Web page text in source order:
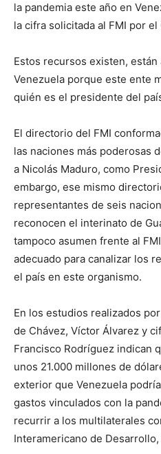
la pandemia este año en
la cifra solicitada al FMI por
Estos recursos existen,
Venezuela porque este ente
quién es el presidente del
El directorio del FMI
las naciones más poderosas
a Nicolás Maduro, como
embargo, ese mismo
representantes de seis
reconocen el interinato de
tampoco asumen frente al
adecuado para canalizar los
el país en este organismo.
En los estudios realizados
de Chávez, Víctor Álvarez y
Francisco Rodríguez indican
unos 21.000 millones de
exterior que Venezuela
gastos vinculados con la
recurrir a los multilaterales
Interamericano de Desarrollo,